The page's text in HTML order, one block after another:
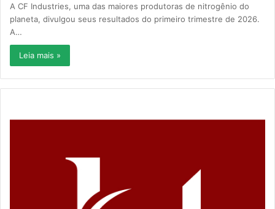
A CF Industries, uma das maiores produtoras de nitrogênio do
planeta, divulgou seus resultados do primeiro trimestre de 2026.
A…
Leia mais »